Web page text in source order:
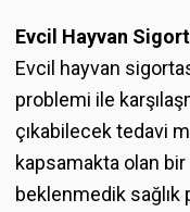
Evcil Hayvan
Evcil hayvan
problemi ile
çıkabilecek tedavi
kapsamakta olan bir
beklenmedik sağlık